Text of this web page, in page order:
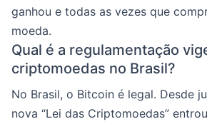
ganhou e todas as vezes que
moeda.
Qual é a regulamentação
criptomoedas no Brasil?
No Brasil, o Bitcoin é legal. Desde
nova “Lei das Criptomoedas”